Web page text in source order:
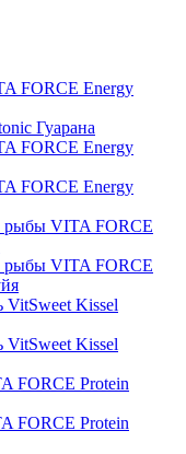
FORCE Energy
Гуарана
FORCE Energy
FORCE Energy
рыбы VITA FORCE
рыбы VITA FORCE
VitSweet Kissel
VitSweet Kissel
FORCE Protein
FORCE Protein